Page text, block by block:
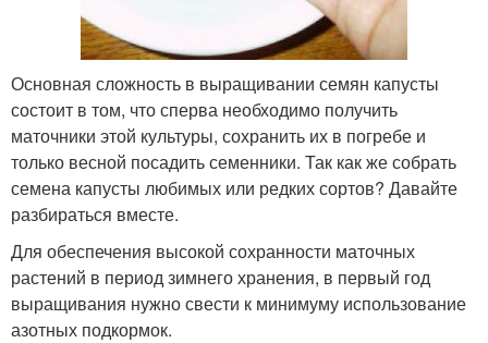
Основная сложность в выращивании семян капусты
состоит в том, что сперва необходимо получить
маточники этой культуры, сохранить их в погребе и
только весной посадить семенники. Так как же собрать
семена капусты любимых или редких сортов? Давайте
разбираться вместе.
Для обеспечения высокой сохранности маточных
растений в период зимнего хранения, в первый год
выращивания нужно свести к минимуму использование
азотных подкормок.